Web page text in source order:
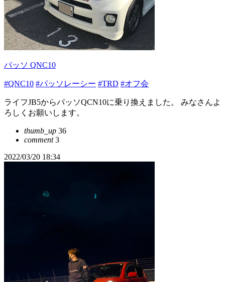
パッソ QNC10
#QNC10 #パッソレーシー #TRD #オフ会
ライフJB5からパッソQCN10に乗り換えました。 みなさんよ
ろしくお願いします。
thumb_up 36
comment3
2022/03/20 18:34